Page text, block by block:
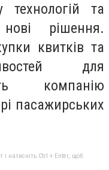
та
рішення.
квитків та
для
компанію
пасажирських
і натисніть Ctrl + Enter, щоб